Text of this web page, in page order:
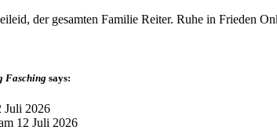
der gesamten Familie Reiter. Ruhe in Frieden
Fasching says:
Juli 2026
12 Juli 2026